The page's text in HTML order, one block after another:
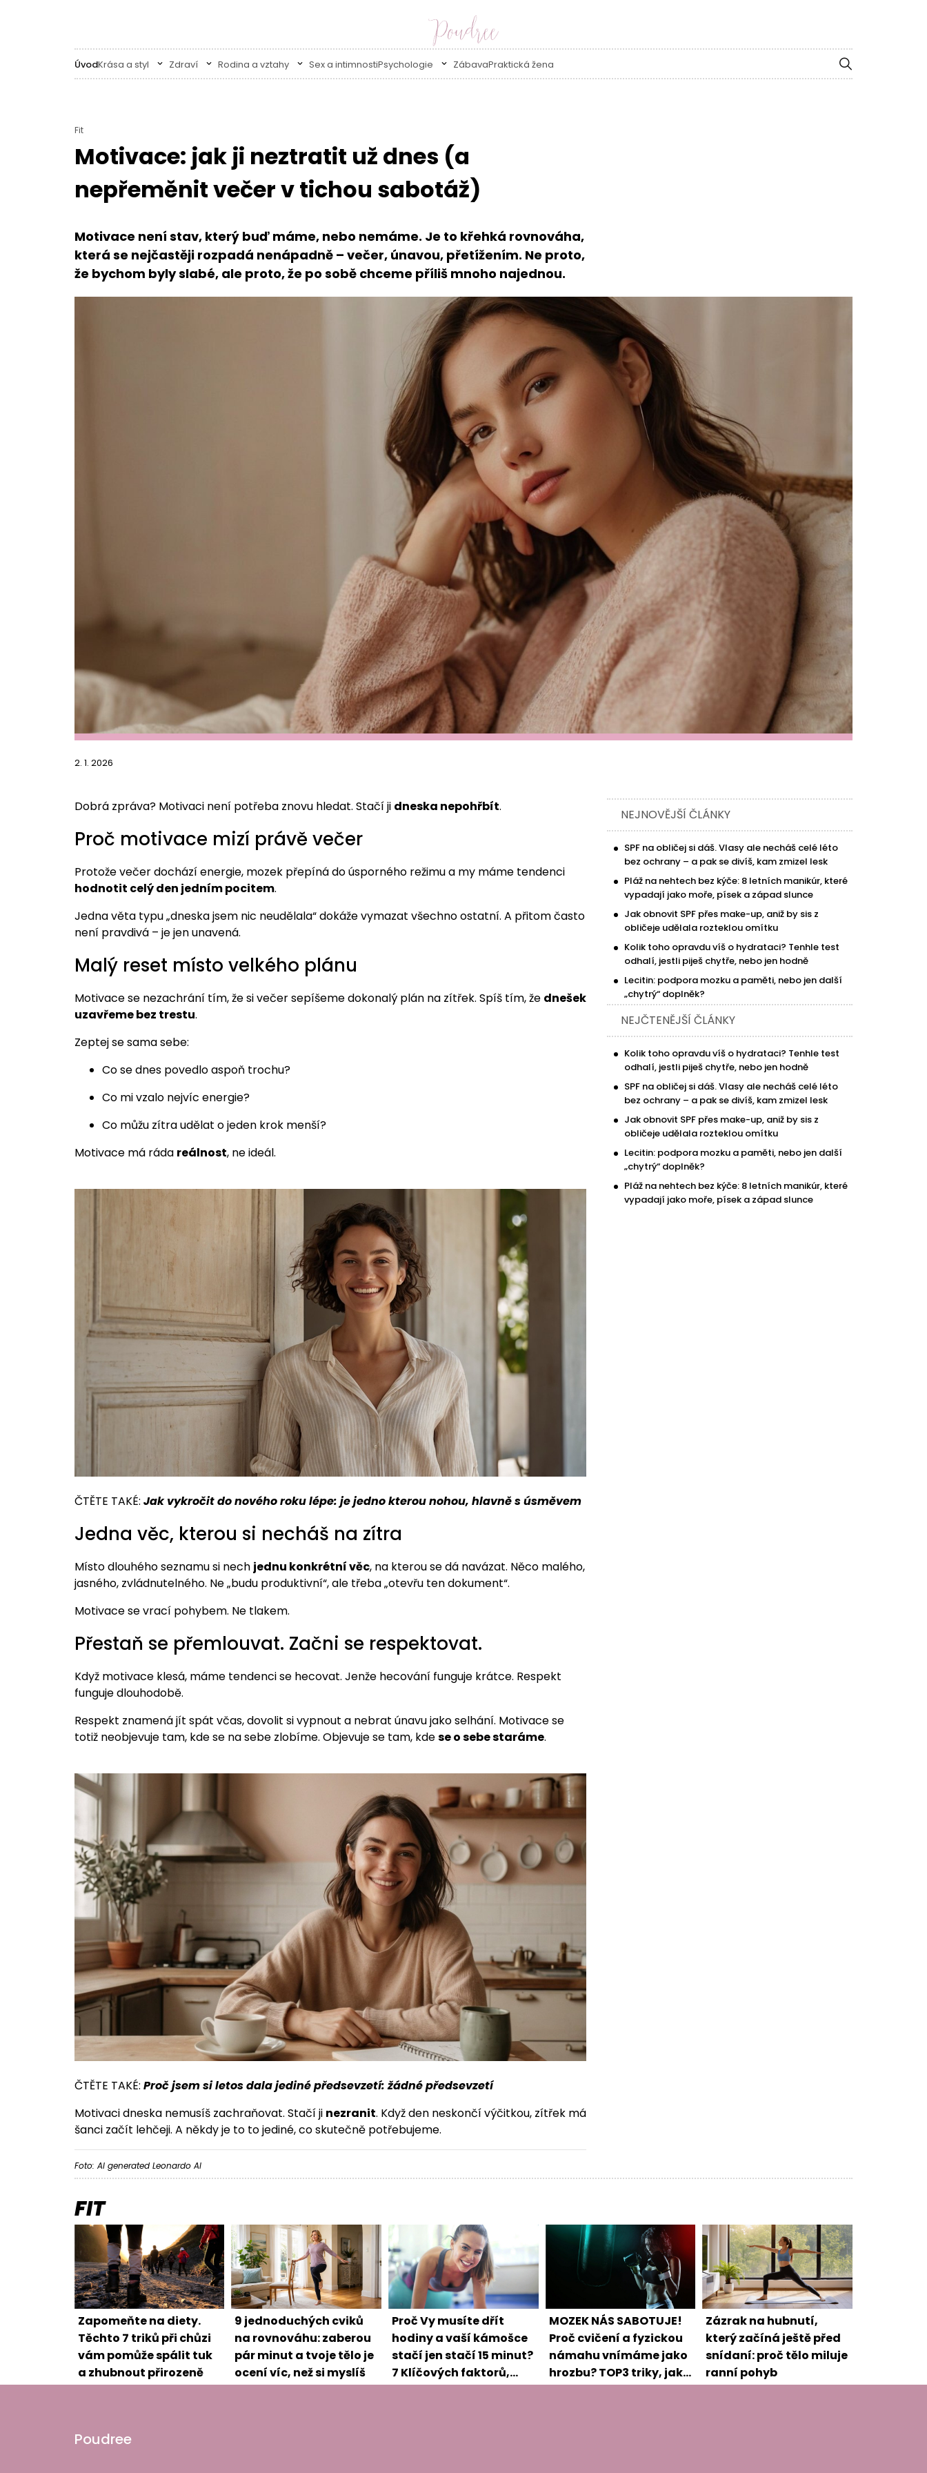
ÚvodKrása a styl Zdraví Rodina a vztahy Sex a intimnostiPsychologie ZábavaPraktická žena
Fit
Motivace: jak ji neztratit už dnes (a
nepřeměnit večer v tichou sabotáž)
Motivace není stav, který buď máme, nebo nemáme. Je to křehká rovnováha,
která se nejčastěji rozpadá nenápadně – večer, únavou, přetížením. Ne proto,
že bychom byly slabé, ale proto, že po sobě chceme příliš mnoho najednou.
2. 1. 2026
Dobrá zpráva? Motivaci není potřeba znovu hledat. Stačí ji dneska nepohřbít.
Proč motivace mizí právě večer
Protože večer dochází energie, mozek přepíná do úsporného režimu a my máme tendenci
hodnotit celý den jedním pocitem.
Jedna věta typu „dneska jsem nic neudělala“ dokáže vymazat všechno ostatní. A přitom často
není pravdivá – je jen unavená.
Malý reset místo velkého plánu
Motivace se nezachrání tím, že si večer sepíšeme dokonalý plán na zítřek. Spíš tím, že dnešek
uzavřeme bez trestu.
Zeptej se sama sebe:
Co se dnes povedlo aspoň trochu?
Co mi vzalo nejvíc energie?
Co můžu zítra udělat o jeden krok menší?
Motivace má ráda reálnost, ne ideál.
ČTĚTE TAKÉ: Jak vykročit do nového roku lépe: je jedno kterou nohou, hlavně s úsměvem
Jedna věc, kterou si necháš na zítra
Místo dlouhého seznamu si nech jednu konkrétní věc, na kterou se dá navázat. Něco malého,
jasného, zvládnutelného. Ne „budu produktivní“, ale třeba „otevřu ten dokument“.
Motivace se vrací pohybem. Ne tlakem.
Přestaň se přemlouvat. Začni se respektovat.
Když motivace klesá, máme tendenci se hecovat. Jenže hecování funguje krátce. Respekt
funguje dlouhodobě.
Respekt znamená jít spát včas, dovolit si vypnout a nebrat únavu jako selhání. Motivace se
totiž neobjevuje tam, kde se na sebe zlobíme. Objevuje se tam, kdese o sebe staráme.
ČTĚTE TAKÉ: Proč jsem si letos dala jediné předsevzetí: žádné předsevzetí
Motivaci dneska nemusíš zachraňovat. Stačí ji nezranit. Když den neskončí výčitkou, zítřek má
šanci začít lehčeji. A někdy je to to jediné, co skutečně potřebujeme.
Foto: AI generated Leonardo AI
NEJNOVĚJŠÍ ČLÁNKY
SPF na obličej si dáš. Vlasy ale necháš celé léto
bez ochrany – a pak se divíš, kam zmizel lesk
Pláž na nehtech bez kýče: 8 letních manikúr, které
vypadají jako moře, písek a západ slunce
Jak obnovit SPF přes make-up, aniž by sis z
obličeje udělala rozteklou omítku
Kolik toho opravdu víš o hydrataci? Tenhle test
odhalí, jestli piješ chytře, nebo jen hodně
Lecitin: podpora mozku a paměti, nebo jen další
„chytrý“ doplněk?
NEJČTENĚJŠÍ ČLÁNKY
Kolik toho opravdu víš o hydrataci? Tenhle test
odhalí, jestli piješ chytře, nebo jen hodně
SPF na obličej si dáš. Vlasy ale necháš celé léto
bez ochrany – a pak se divíš, kam zmizel lesk
Jak obnovit SPF přes make-up, aniž by sis z
obličeje udělala rozteklou omítku
Lecitin: podpora mozku a paměti, nebo jen další
„chytrý“ doplněk?
Pláž na nehtech bez kýče: 8 letních manikúr, které
vypadají jako moře, písek a západ slunce
FIT
Zapomeňte na diety.
Těchto 7 triků při chůzi
vám pomůže spálit tuk
a zhubnout přirozeně
9 jednoduchých cviků
na rovnováhu: zaberou
pár minut a tvoje tělo je
ocení víc, než si myslíš
Proč Vy musíte dřít
hodiny a vaší kámošce
stačí jen stačí 15 minut?
7 Klíčových faktorů,
které určují VAŠI ideální
MOZEK NÁS SABOTUJE!
Proč cvičení a fyzickou
námahu vnímáme jako
hrozbu? TOP3 triky, jak
ho přelstít.
Zázrak na hubnutí,
který začíná ještě před
snídaní: proč tělo miluje
ranní pohyb
Poudree